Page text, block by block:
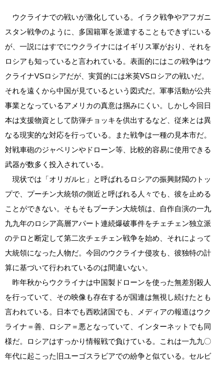
ウクライナでの戦いが激化している。イラク戦争やアフガニ
スタン戦争のように、多国籍軍を派遣することもできずにいる
が、一説にはすでにウクライナにはイギリス軍がおり、それを
ロシアも知っていると言われている。表面的にはこの戦争はウ
クライナVSロシアだが、実質的には米英VSロシアの戦いだ。
それを遠くから中国が見ているという図式だ。軍事活動が公共
事業となっているアメリカの真意は掴みにくい。しかし今回日
本は支援物資として防弾チョッキを供出するなど、従来とは異
なる現実的な対応を行っている。また戦争は一種の見本市だ。
対戦車砲のジャベリンやドローン等、比較的容易に使用できる
武器が数多く投入されている。
現状では「オリガルヒ」と呼ばれるロシアの振興財閥のトッ
プで、プーチン大統領の側近と呼ばれる人々でも、彼を止める
ことができない。そもそもプーチン大統領は、自作自演の一九
九九年のロシア高層アパート連続爆破事件をチェチェン独立派
のテロと断定して第二次チェチェン戦争を始め、それによって
大統領になった人物だ。今回のウクライナ侵攻も、彼独特の計
算に基づいて行われているのは間違いない。
昨年秋からウクライナは中国製ドローンを使った無差別殺人
を行っていて、その映像も存在するが国連は無視し続けたとも
言われている。日本でも西欧諸国でも、メディアの報道はウク
ライナ＝善、ロシア＝悪となっていて、インターネットでも同
様だ。ロシアはすっかり情報戦で負けている。これは一九九〇
年代に起こった旧ユーゴスラビアでの紛争と似ている。セルビ